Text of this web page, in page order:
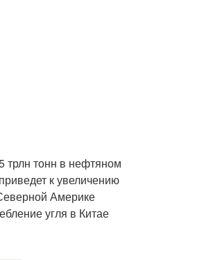
трлн тонн в нефтяном
к увеличению
Америке
угля в Китае